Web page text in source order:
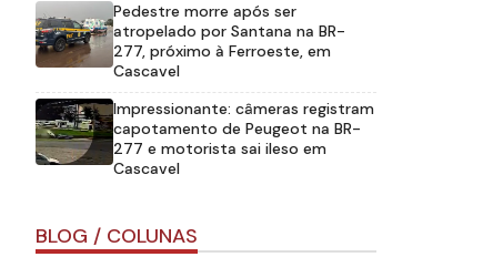
Pedestre morre após ser
atropelado por Santana na BR-
277, próximo à Ferroeste, em
Cascavel
Impressionante: câmeras registram
capotamento de Peugeot na BR-
277 e motorista sai ileso em
Cascavel
BLOG / COLUNAS